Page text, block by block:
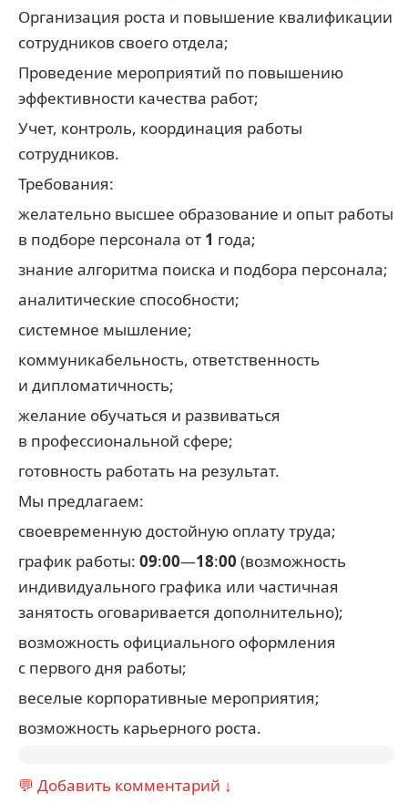
Организация роста и повышение квалификации
сотрудников своего отдела;
Проведение мероприятий по повышению
эффективности качества работ;
Учет, контроль, координация работы
сотрудников.
Требования:
желательно высшее образование и опыт работы
в подборе персонала от 1 года;
знание алгоритма поиска и подбора персонала;
аналитические способности;
системное мышление;
коммуникабельность, ответственность
и дипломатичность;
желание обучаться и развиваться
в профессиональной сфере;
готовность работать на результат.
Мы предлагаем:
своевременную достойную оплату труда;
график работы: 09:00—18:00 (возможность
индивидуального графика или частичная
занятость оговаривается дополнительно);
возможность официального оформления
с первого дня работы;
веселые корпоративные мероприятия;
возможность карьерного роста.
💬 Добавить комментарий ↓